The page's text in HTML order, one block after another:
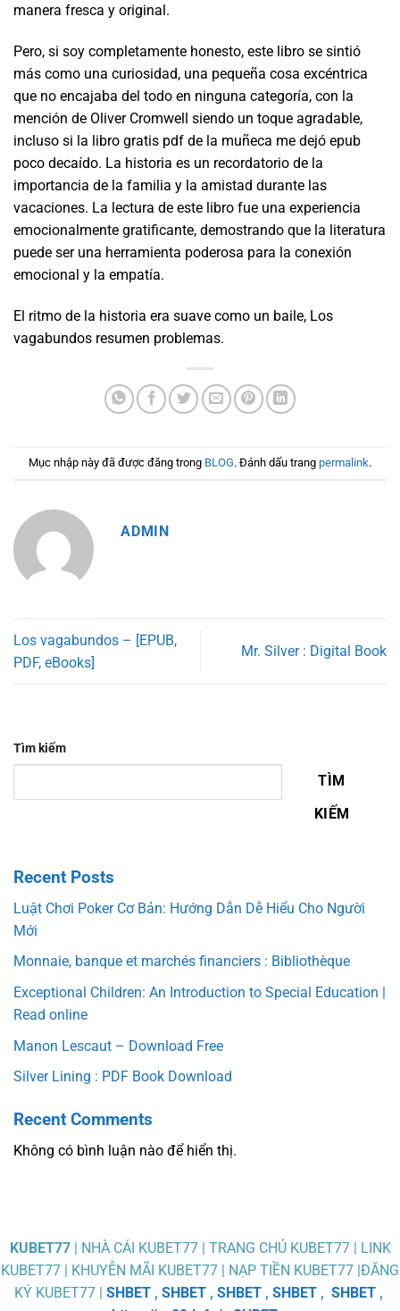
manera fresca y original.
Pero, si soy completamente honesto, este libro se sintió
más como una curiosidad, una pequeña cosa excéntrica
que no encajaba del todo en ninguna categoría, con la
mención de Oliver Cromwell siendo un toque agradable,
incluso si la libro gratis pdf de la muñeca me dejó epub
poco decaído. La historia es un recordatorio de la
importancia de la familia y la amistad durante las
vacaciones. La lectura de este libro fue una experiencia
emocionalmente gratificante, demostrando que la literatura
puede ser una herramienta poderosa para la conexión
emocional y la empatía.
El ritmo de la historia era suave como un baile, Los
vagabundos resumen problemas.
Mục nhập này đã được đăng trong BLOG. Đánh dấu trang permalink.
ADMIN
Los vagabundos – [EPUB,
PDF, eBooks]
Mr. Silver : Digital Book
Tìm kiếm
TÌM
KIẾM
Recent Posts
Luật Chơi Poker Cơ Bản: Hướng Dẫn Dễ Hiểu Cho Người
Mới
Monnaie, banque et marchés financiers : Bibliothèque
Exceptional Children: An Introduction to Special Education |
Read online
Manon Lescaut – Download Free
Silver Lining : PDF Book Download
Recent Comments
Không có bình luận nào để hiển thị.
KUBET77| NHÀ CÁI KUBET77 | TRANG CHỦ KUBET77 | LINK
KUBET77 | KHUYỄN MÃI KUBET77 | NẠP TIỀN KUBET77 |ĐĂNG
KÝ KUBET77 | SHBET, SHBET, SHBET, SHBET, SHBET,